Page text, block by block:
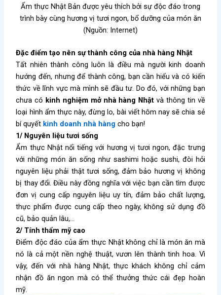
Ẩm thực Nhật Bản được yêu thích bởi sự độc đáo trong
trình bày cùng hương vị tươi ngon, bổ dưỡng của món ăn
(Nguồn: Internet)
Đặc điểm tạo nên sự thành công của nhà hàng Nhật
Tất nhiên thành công luôn là điều mà người kinh doanh
hướng đến, nhưng để thành công, bạn cần hiểu và có kiến
thức về lĩnh vực mà mình sẽ đầu tư. Do đó, với những bạn
chưa có kinh nghiệm mở nhà hàng Nhật và thông tin về
loại hình ẩm thực này, đừng lo, bài viết hôm nay sẽ chia sẻ
bí quyết kinh doanh nhà hàng cho bạn!
1/ Nguyên liệu tươi sống
Ẩm thực Nhật nổi tiếng với hương vị tươi ngon, đặc trưng
với những món ăn sống như sashimi hoặc sushi, đòi hỏi
nguyên liệu phải thật tươi sống, đảm bảo hương vị không
bị thay đổi. Điều này đồng nghĩa với việc bạn cần tìm được
đơn vị cung cấp nguyên liệu uy tín, đảm bảo chất lượng,
thực phẩm được cung cấp theo ngày, không sử dụng đồ
cũ, bảo quản lâu,…
2/ Tính thẩm mỹ cao
Điểm độc đáo của ẩm thực Nhật không chỉ là món ăn mà
nó là cả một nền nghệ thuật, vươn lên thành tinh hoa. Vì
vậy, đến với nhà hàng Nhật, thực khách không chỉ cảm
nhận đồ ăn ngon mà có thể thưởng thức cái đẹp hoàn
mỹ.